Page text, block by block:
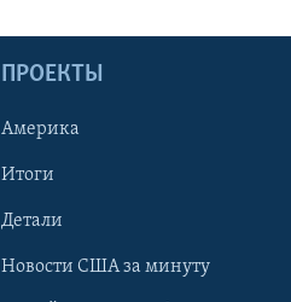
ПРОЕКТЫ
Америка
Итоги
Детали
Новости США за минуту